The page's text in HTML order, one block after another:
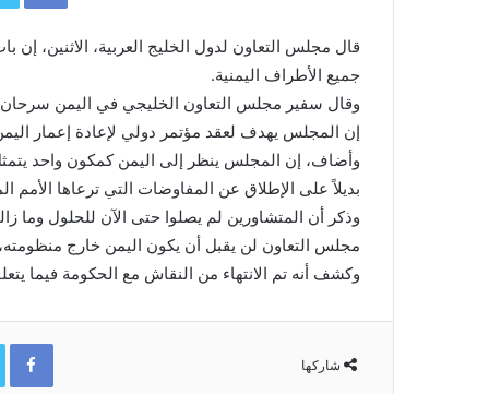
قال مجلس التعاون لدول الخليج العربية، الاثنين،
جميع الأطراف اليمنية.
وقال سفير مجلس التعاون الخليجي في اليمن سرحان
إن المجلس يهدف لعقد مؤتمر دولي لإعادة إعمار
وأضاف، إن المجلس ينظر إلى اليمن كمكون واحد
بديلاً على الإطلاق عن المفاوضات التي ترعاها الأمم
وذكر أن المتشاورين لم يصلوا حتى الآن للحلول وما
مجلس التعاون لن يقبل أن يكون اليمن خارج
وكشف أنه تم الانتهاء من النقاش مع الحكومة فيما
شاركها